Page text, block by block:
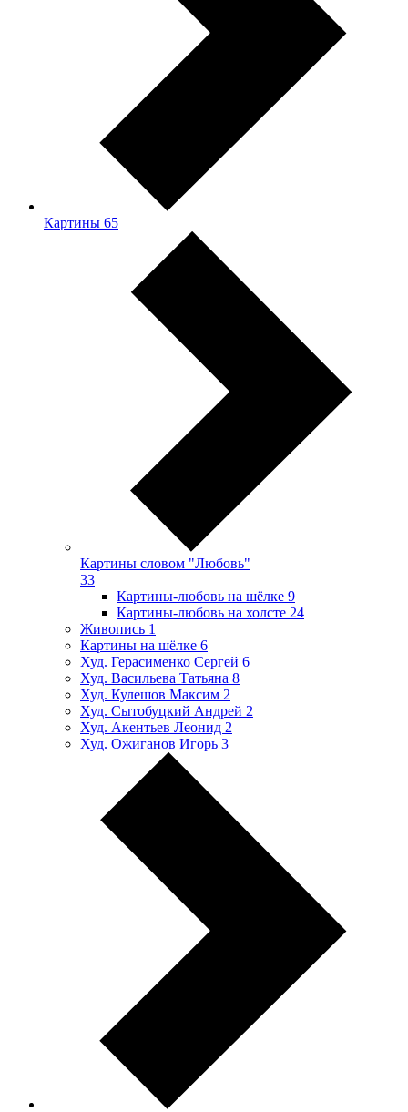
Картины 65
Картины словом "Любовь"
33
Картины-любовь на шёлке 9
Картины-любовь на холсте 24
Живопись 1
Картины на шёлке 6
Худ. Герасименко Сергей 6
Худ. Васильева Татьяна 8
Худ. Кулешов Максим 2
Худ. Сытобуцкий Андрей 2
Худ. Акентьев Леонид 2
Худ. Ожиганов Игорь 3